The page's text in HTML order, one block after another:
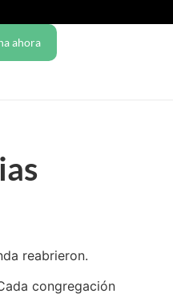
ahora
reabrieron.
congregación